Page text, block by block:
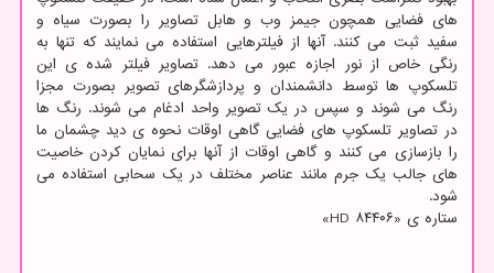
های فضایی همچون جیمز وب و هابل تصاویر را بصورت سیاه و
سفید ثبت می کنند. آنها از فیلترهایی استفاده می نمایند که تنها به
رنگی خاص از نور اجازه عبور می دهد. تصاویر فیلتر شده ی این
تلسکوپ ها توسط دانشمندان و پردازشگرهای تصویر بصورت مجزا
رنگ می شوند و سپس در یک تصویر واحد ادغام می شوند. رنگ ها
در تصاویر تلسکوپ های فضایی گاهی اوقات نحوه ی دید چشمان ما
را بازسازی می کنند و گاهی اوقات از آنها برای نمایان کردن خاصیت
های جالب یک جرم مانند عناصر مختلف در یک سحابی استفاده می
شود.
ستاره ی «HD ۸۴۴۰۶»